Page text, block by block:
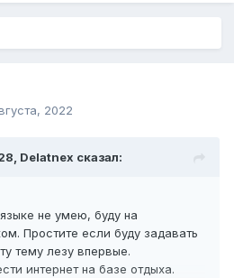
2022
Delatnex сказал:
не умею, буду на
Простите если буду задавать
тему лезу впервые.
интернет на базе отдыха.